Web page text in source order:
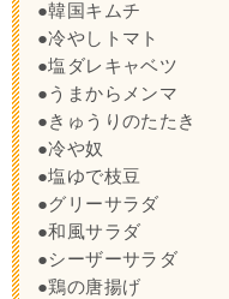
●韓国キムチ
●冷やしトマト
●塩ダレキャベツ
●うまからメンマ
●きゅうりのたたき
●冷や奴
●塩ゆで枝豆
●グリーサラダ
●和風サラダ
●シーザーサラダ
●鶏の唐揚げ